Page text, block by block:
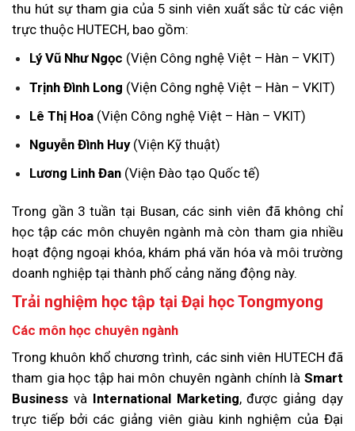
thu hút sự tham gia của 5 sinh viên xuất sắc từ các viện
trực thuộc HUTECH, bao gồm:
Lý Vũ Như Ngọc (Viện Công nghệ Việt – Hàn – VKIT)
Trịnh Đình Long (Viện Công nghệ Việt – Hàn – VKIT)
Lê Thị Hoa(Viện Công nghệ Việt – Hàn – VKIT)
Nguyễn Đình Huy(Viện Kỹ thuật)
Lương Linh Đan(Viện Đào tạo Quốc tế)
Trong gần 3 tuần tại Busan, các sinh viên đã không chỉ
học tập các môn chuyên ngành mà còn tham gia nhiều
hoạt động ngoại khóa, khám phá văn hóa và môi trường
doanh nghiệp tại thành phố cảng năng động này.
Trải nghiệm học tập tại Đại học Tongmyong
Các môn học chuyên ngành
Trong khuôn khổ chương trình, các sinh viên HUTECH đã
tham gia học tập hai môn chuyên ngành chính là Smart
Business và International Marketing, được giảng dạy
trực tiếp bởi các giảng viên giàu kinh nghiệm của Đại